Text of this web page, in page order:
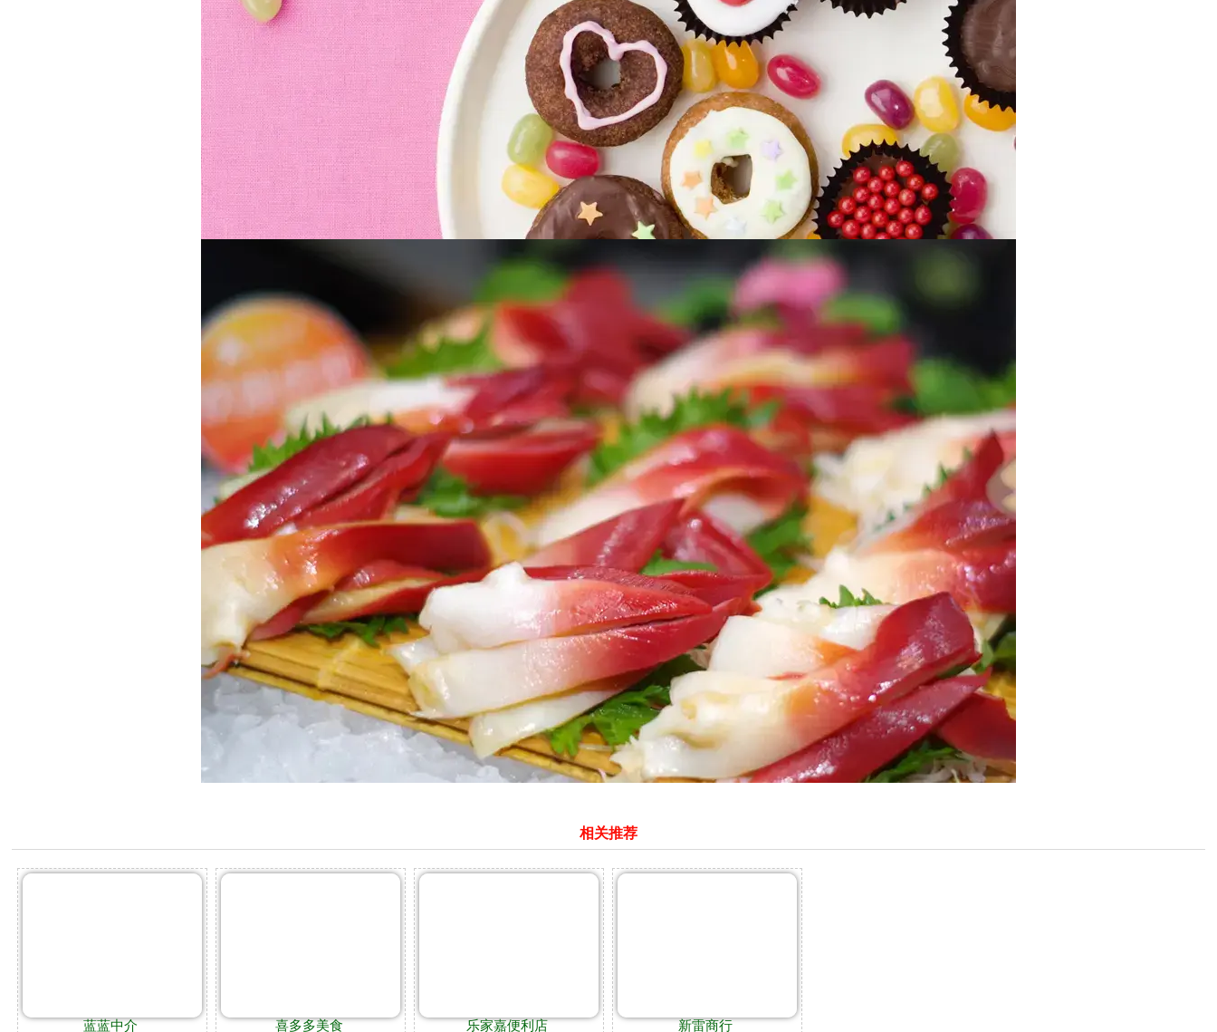
相关推荐
蓝蓝中介 喜多多美食 乐家嘉便利店 新雷商行